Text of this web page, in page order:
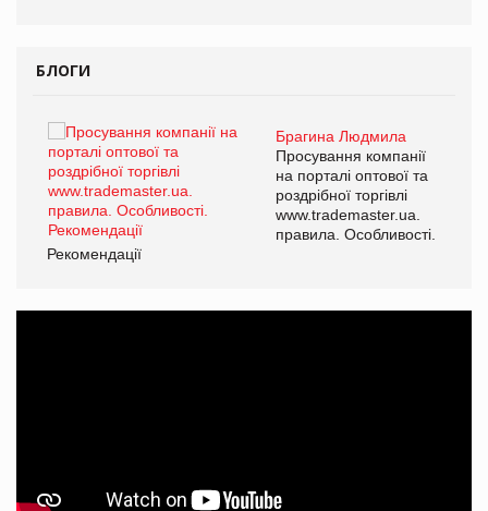
БЛОГИ
Брагина Людмила
Просування компанії
на порталі оптової та
роздрібної торгівлі
www.trademaster.ua.
правила. Особливості.
Рекомендації